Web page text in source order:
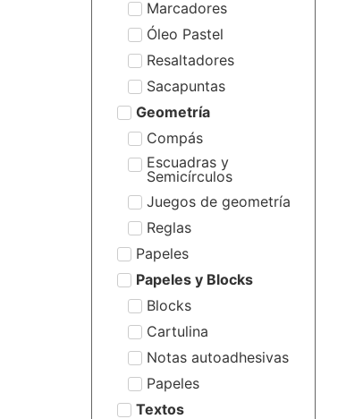
Marcadores
Óleo Pastel
Resaltadores
Sacapuntas
Geometría
Compás
Escuadras y
Semicírculos
Juegos de geometría
Reglas
Papeles
Papeles y Blocks
Blocks
Cartulina
Notas autoadhesivas
Papeles
Textos